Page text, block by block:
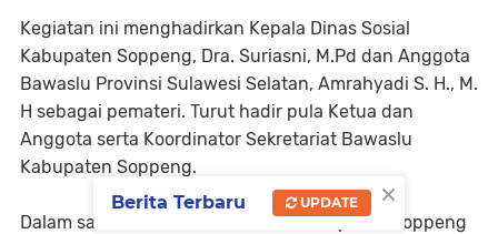
Kegiatan ini menghadirkan Kepala Dinas Sosial
Kabupaten Soppeng, Dra. Suriasni, M.Pd dan Anggota
Bawaslu Provinsi Sulawesi Selatan, Amrahyadi S. H., M.
H sebagai pemateri. Turut hadir pula Ketua dan
Anggota serta Koordinator Sekretariat Bawaslu
Kabupaten Soppeng.
Dalam sambutan Ketua Bawaslu Kabupaten Soppeng
×
Berita Terbaru UPDATE